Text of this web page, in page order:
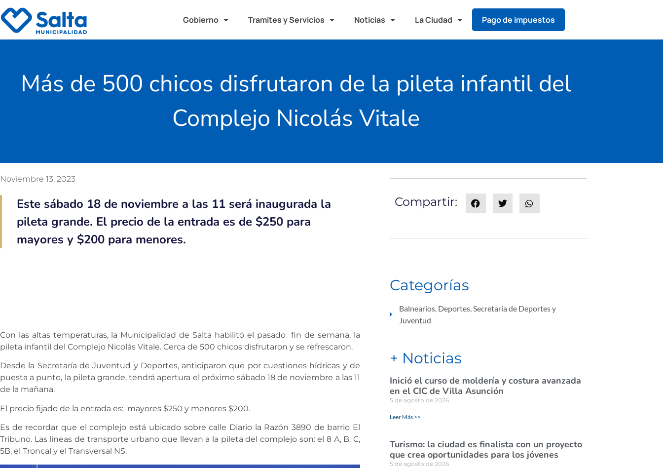
Gobierno Tramites y Servicios Noticias La Ciudad Pago de impuestos
Más de 500 chicos disfrutaron de la pileta infantil del
Complejo Nicolás Vitale
Noviembre 13, 2023
Este sábado 18 de noviembre a las 11 será inaugurada la
pileta grande. El precio de la entrada es de $250 para
mayores y $200 para menores.
Con las altas temperaturas, la Municipalidad de Salta habilitó el pasado fin de semana, la
pileta infantil del Complejo Nicolás Vitale. Cerca de 500 chicos disfrutaron y se refrescaron.
Desde la Secretaría de Juventud y Deportes, anticiparon que por cuestiones hídricas y de
puesta a punto, la pileta grande, tendrá apertura el próximo sábado 18 de noviembre a las 11
de la mañana.
El precio fijado de la entrada es: mayores $250 y menores $200.
Es de recordar que el complejo está ubicado sobre calle Diario la Razón 3890 de barrio El
Tribuno. Las líneas de transporte urbano que llevan a la pileta del complejo son: el 8 A, B, C,
5B, el Troncal y el Transversal NS.
Compartir:
Categorías
Balnearios, Deportes,Secretaría de Deportes y
Juventud
+ Noticias
Inició el curso de moldería y costura avanzada
en el CIC de Villa Asunción
5 de agosto de 2026
Leer Más >>
Turismo: la ciudad es finalista con un proyecto
que crea oportunidades para los jóvenes
5 de agosto de 2026